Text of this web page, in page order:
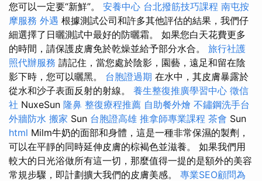
您可以一定要“新鮮”。 安養中心 台北撥筋技巧課程 南屯按
摩服務 外遇 根據測試公司和許多其他評估的結果，我們仔
細選擇了日曬測試中最好的防曬霜。 如果您白天花費更多
的時間，請保護皮膚免於乾燥並給予部分水合。 旅行社護
照代辦服務 請記住，當您處於陰影，園藝，遠足和留在陰
影下時，您可以曬黑。 台胞證過期 在水中，其皮膚暴露於
從水和沙子表面反射的射線。 養生整復推廣學習中心 徵信
社 NuxeSun 隆鼻 整復療程推薦 自助餐外燴 不鏽鋼洗手台
外牆防水 搬家 Sun 台胞證高雄 推拿師專業課程 茶會 Sun
html Milm牛奶的面部和身體，這是一種非常保濕的製劑，
可以在平靜的同時延伸皮膚的棕褐色並滋養。 如果我們用
較大的日光浴做所有這一切，那麼值得一提的是額外的美容
常規步驟，即計劃擴大我們的皮膚美感。 專業SEO顧問為